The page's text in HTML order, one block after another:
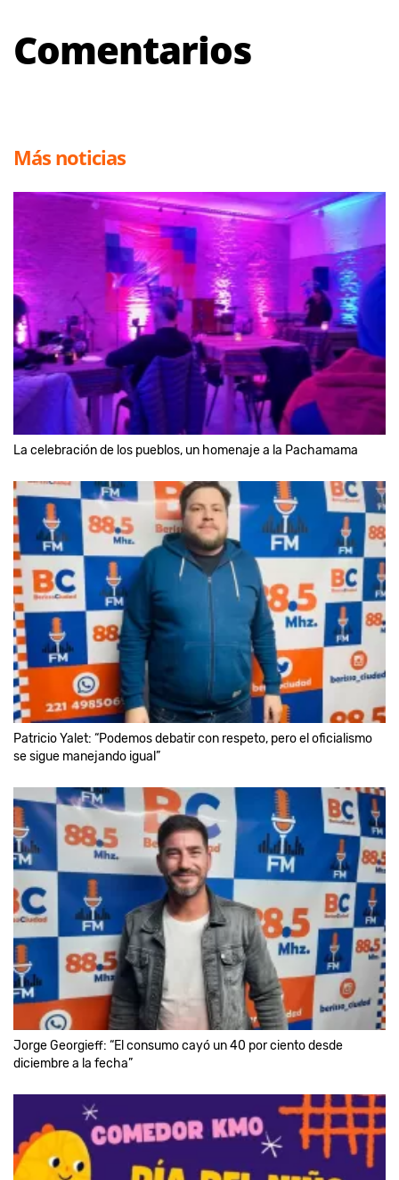
Comentarios
Más noticias
La celebración de los pueblos, un homenaje a la Pachamama
Patricio Yalet: “Podemos debatir con respeto, pero el oficialismo
se sigue manejando igual”
Jorge Georgieff: “El consumo cayó un 40 por ciento desde
diciembre a la fecha”